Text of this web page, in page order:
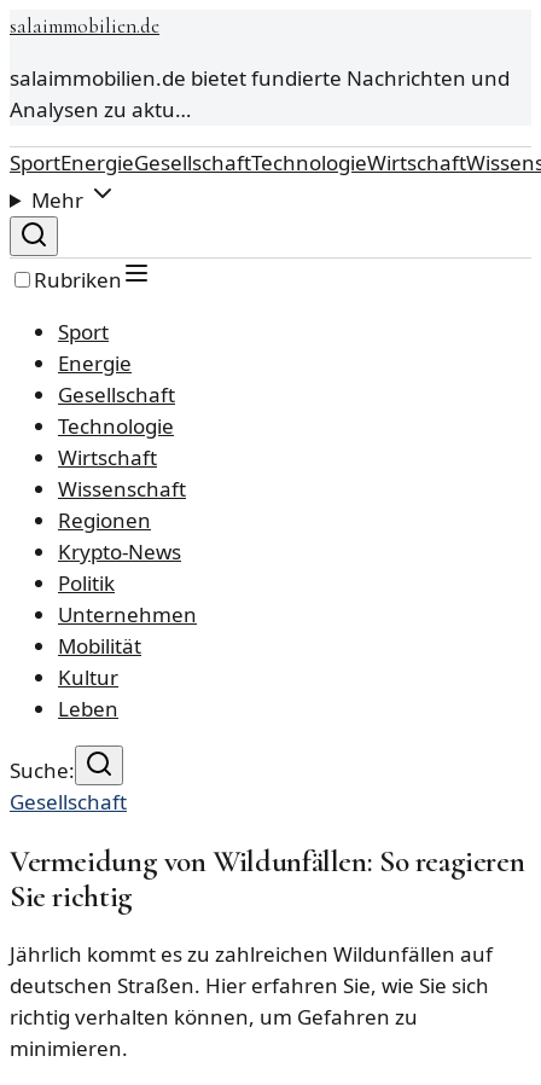
salaimmobilien.de
salaimmobilien.de bietet fundierte Nachrichten und
Analysen zu aktu…
SportEnergieGesellschaftTechnologieWirtschaft
Mehr
Rubriken
Sport
Energie
Gesellschaft
Technologie
Wirtschaft
Wissenschaft
Regionen
Krypto-News
Politik
Unternehmen
Mobilität
Kultur
Leben
Suche:
Gesellschaft
Vermeidung von Wildunfällen: So reagieren
Sie richtig
Jährlich kommt es zu zahlreichen Wildunfällen auf
deutschen Straßen. Hier erfahren Sie, wie Sie sich
richtig verhalten können, um Gefahren zu
minimieren.